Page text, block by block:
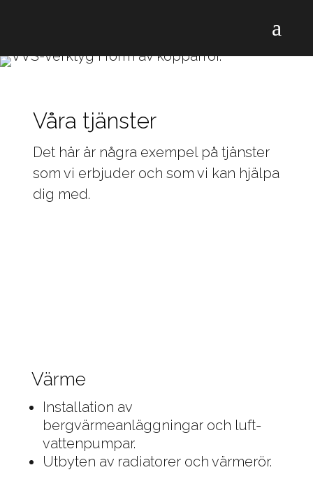
Våra tjänster
Det här är några exempel på tjänster
som vi erbjuder och som vi kan hjälpa
dig med.
Värme
Installation av
bergvärmeanläggningar och luft-
vattenpumpar.
Utbyten av radiatorer och värmerör.